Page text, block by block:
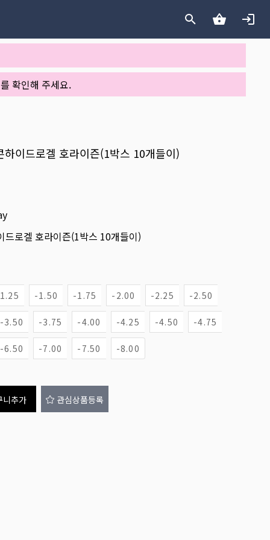
확인해 주세요.
이드로겔 호라이즌(1박스 10개들이)
로겔 호라이즌(1박스 10개들이)
-1.50 -1.75 -2.00 -2.25 -2.50
-3.50 -3.75 -4.00 -4.25 -4.50 -4.75
-6.50 -7.00 -7.50 -8.00
니추가 관심상품등록